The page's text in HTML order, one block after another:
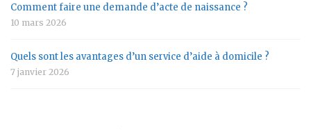
Comment faire une demande d’acte de naissance ?
10 mars 2026
Quels sont les avantages d’un service d’aide à domicile ?
7 janvier 2026